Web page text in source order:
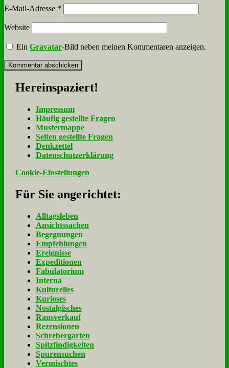
E-Mail-Adresse *
Website
EinGravatar-Bild neben meinen Kommentaren anzeigen.
Her­ein­spa­ziert!
Im­pres­sum
Häu­fig ge­stell­te Fra­gen
Mu­ster­map­pe
Sel­ten ge­stell­te Fra­gen
Denk­zet­tel
Da­ten­schutz­er­klä­rung
Cookie-Einstellungen
Für Sie an­ge­rich­tet:
Alltagsleben
Ansichtssachen
Begegnungen
Empfehlungen
Ereignisse
Expeditionen
Fabulatorium
Interna
Kulturelles
Kurioses
Nostalgisches
Rausverkauf
Rezensionen
Schrebergarten
Spitzfindigkeiten
Spurensuchen
Vermischtes